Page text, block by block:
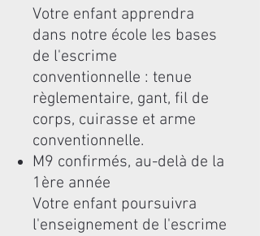
Votre enfant apprendra
dans notre école les bases
de l'escrime
conventionnelle : tenue
règlementaire, gant, fil de
corps, cuirasse et arme
conventionnelle.
M9 confirmés, au-delà de la
1ère année
Votre enfant poursuivra
l'enseignement de l'escrime